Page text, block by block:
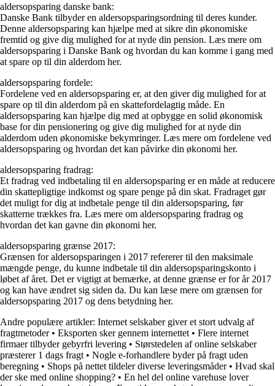
aldersopsparing danske bank:
Danske Bank tilbyder en aldersopsparingsordning til deres kunder.
Denne aldersopsparing kan hjælpe med at sikre din økonomiske
fremtid og give dig mulighed for at nyde din pension. Læs mere om
aldersopsparing i Danske Bank og hvordan du kan komme i gang med
at spare op til din alderdom her.
aldersopsparing fordele:
Fordelene ved en aldersopsparing er, at den giver dig mulighed for at
spare op til din alderdom på en skattefordelagtig måde. En
aldersopsparing kan hjælpe dig med at opbygge en solid økonomisk
base for din pensionering og give dig mulighed for at nyde din
alderdom uden økonomiske bekymringer. Læs mere om fordelene ved
aldersopsparing og hvordan det kan påvirke din økonomi her.
aldersopsparing fradrag:
Et fradrag ved indbetaling til en aldersopsparing er en måde at reducere
din skattepligtige indkomst og spare penge på din skat. Fradraget gør
det muligt for dig at indbetale penge til din aldersopsparing, før
skatterne trækkes fra. Læs mere om aldersopsparing fradrag og
hvordan det kan gavne din økonomi her.
aldersopsparing grænse 2017:
Grænsen for aldersopsparingen i 2017 refererer til den maksimale
mængde penge, du kunne indbetale til din aldersopsparingskonto i
løbet af året. Det er vigtigt at bemærke, at denne grænse er for år 2017
og kan have ændret sig siden da. Du kan læse mere om grænsen for
aldersopsparing 2017 og dens betydning her.
Andre populære artikler: Internet selskaber giver et stort udvalg af
fragtmetoder• Eksporten sker gennem internettet • Flere internet
firmaer tilbyder gebyrfri levering • Størstedelen af online selskaber
præsterer 1 dags fragt • Nogle e-forhandlere byder på fragt uden
beregning • Shops på nettet tildeler diverse leveringsmåder• Hvad skal
der ske med online shopping? • En hel del online varehuse lover